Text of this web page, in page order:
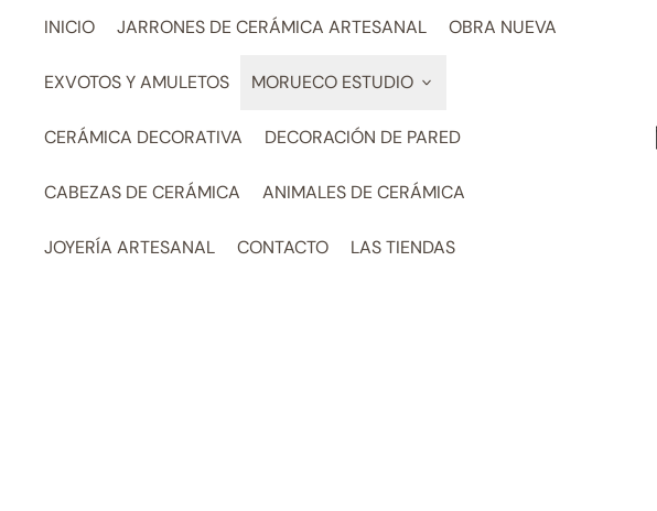
INICIO JARRONES DE CERÁMICA ARTESANAL OBRA NUEVA
EXVOTOS Y AMULETOS MORUECO ESTUDIO
CERÁMICA DECORATIVA DECORACIÓN DE PARED
CABEZAS DE CERÁMICA ANIMALES DE CERÁMICA
JOYERÍA ARTESANAL CONTACTO LAS TIENDAS